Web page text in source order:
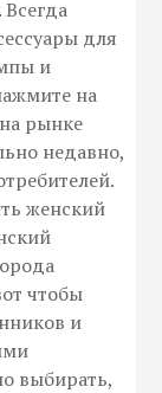
для
и
на
рынке
недавно,
женский
чтобы
и
выбирать,